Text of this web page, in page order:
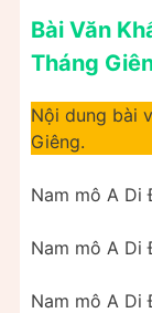
Bài Văn
Tháng
Nội dung bài
Giêng.
Nam mô A Di
Nam mô A Di
Nam mô A Di